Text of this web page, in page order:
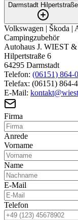
Darmstadt Hilpertstraße
Volkswagen | Škoda |
Campingzubehör
Autohaus J. WIEST
Hilpertstraße 6
64295 Darmstadt
Telefon: (06151) 864-0
Telefax: (06151) 864-
E-Mail:
Firma
Anrede
Vorname
Name
E-Mail
Telefon